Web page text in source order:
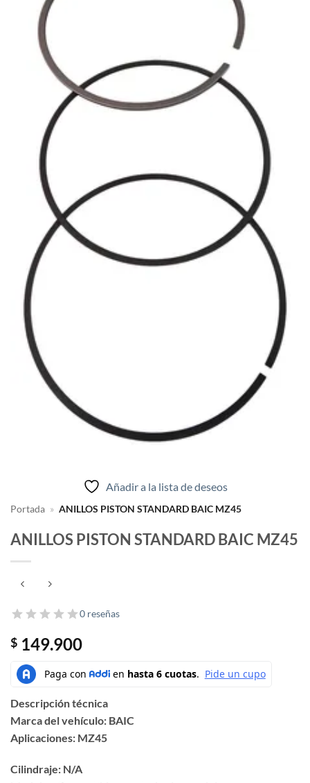
Añadir a la lista de deseos
Portada » ANILLOS PISTON STANDARD BAIC MZ45
ANILLOS PISTON STANDARD BAIC MZ45
0 reseñas
$ 149.900
Descripción técnica
Marca del vehículo: BAIC
Aplicaciones: MZ45
Cilindraje: N/A